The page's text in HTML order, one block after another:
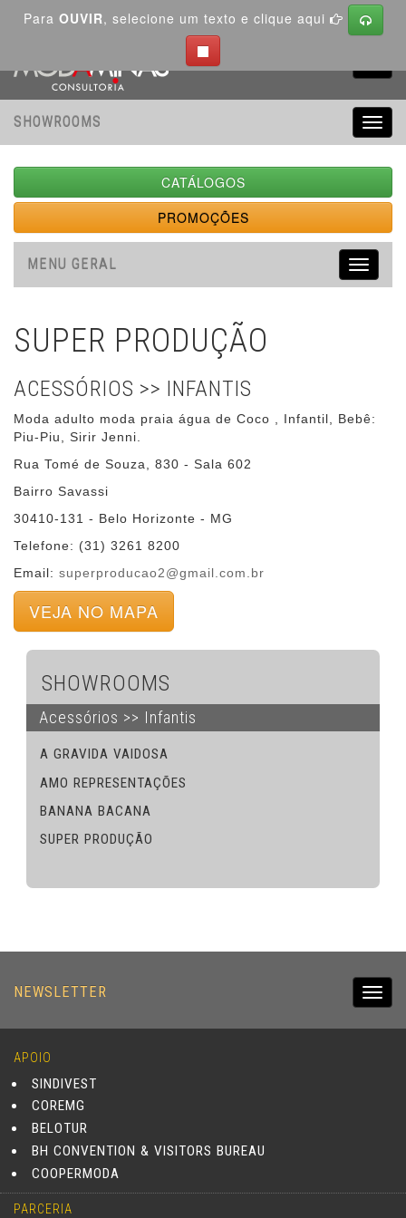
Para OUVIR, selecione um texto e clique aqui
SHOWROOMS
CATÁLOGOS
PROMOÇÕES
Toggle
MENU GERAL
SUPER PRODUÇÃO
ACESSÓRIOS >> INFANTIS
Moda adulto moda praia água de Coco , Infantil, Bebê:
Piu-Piu, Sirir Jenni.
Rua Tomé de Souza, 830 - Sala 602
Bairro Savassi
30410-131 - Belo Horizonte - MG
Telefone: (31) 3261 8200
Email: superproducao2@gmail.com.br
VEJA NO MAPA
SHOWROOMS
Acessórios >> Infantis
A GRAVIDA VAIDOSA
AMO REPRESENTAÇÕES
BANANA BACANA
SUPER PRODUÇÃO
NEWSLETTER
APOIO
SINDIVEST
COREMG
BELOTUR
BH CONVENTION & VISITORS BUREAU
COOPERMODA
PARCERIA